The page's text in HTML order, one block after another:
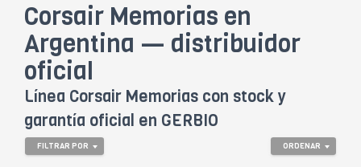
Corsair Memorias en
Argentina — distribuidor
oficial
Línea Corsair Memorias con stock y
garantía oficial en GERBIO
ORDENAR
FILTRAR POR